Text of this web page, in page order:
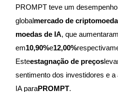
PROMPT teve um
global mercado de
moedas de IA, que aumentaram
em10,90%e12,00%
Esteestagnação de preços
sentimento dos investidores e
IA paraPROMPT.